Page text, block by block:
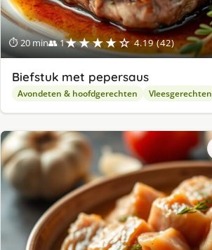
⏱ 20 min👥 1★★★★☆ 4.19 (42)
Biefstuk met pepersaus
Avondeten & hoofdgerechten Vleesgerechten